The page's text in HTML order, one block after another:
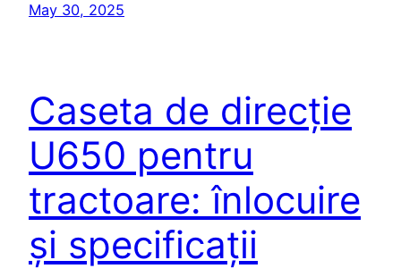
May 30, 2025
Caseta de direcție
U650 pentru
tractoare: înlocuire
și specificații